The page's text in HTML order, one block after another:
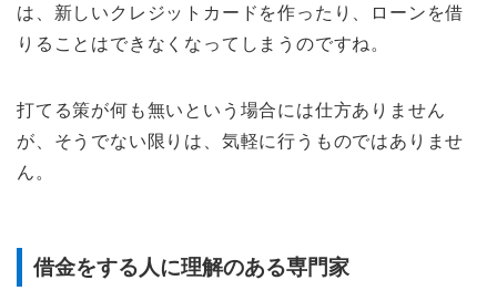
は、新しいクレジットカードを作ったり、ローンを借
りることはできなくなってしまうのですね。
打てる策が何も無いという場合には仕方ありません
が、そうでない限りは、気軽に行うものではありませ
ん。
借金をする人に理解のある専門家